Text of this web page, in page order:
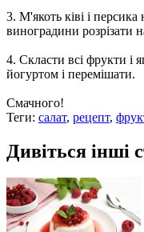
3. М'якоть ківі і персика
виноградини розрізати
4. Скласти всі фрукти і
йогуртом і перемішати.
Смачного!
Теги: салат, рецепт,
Дивіться інші